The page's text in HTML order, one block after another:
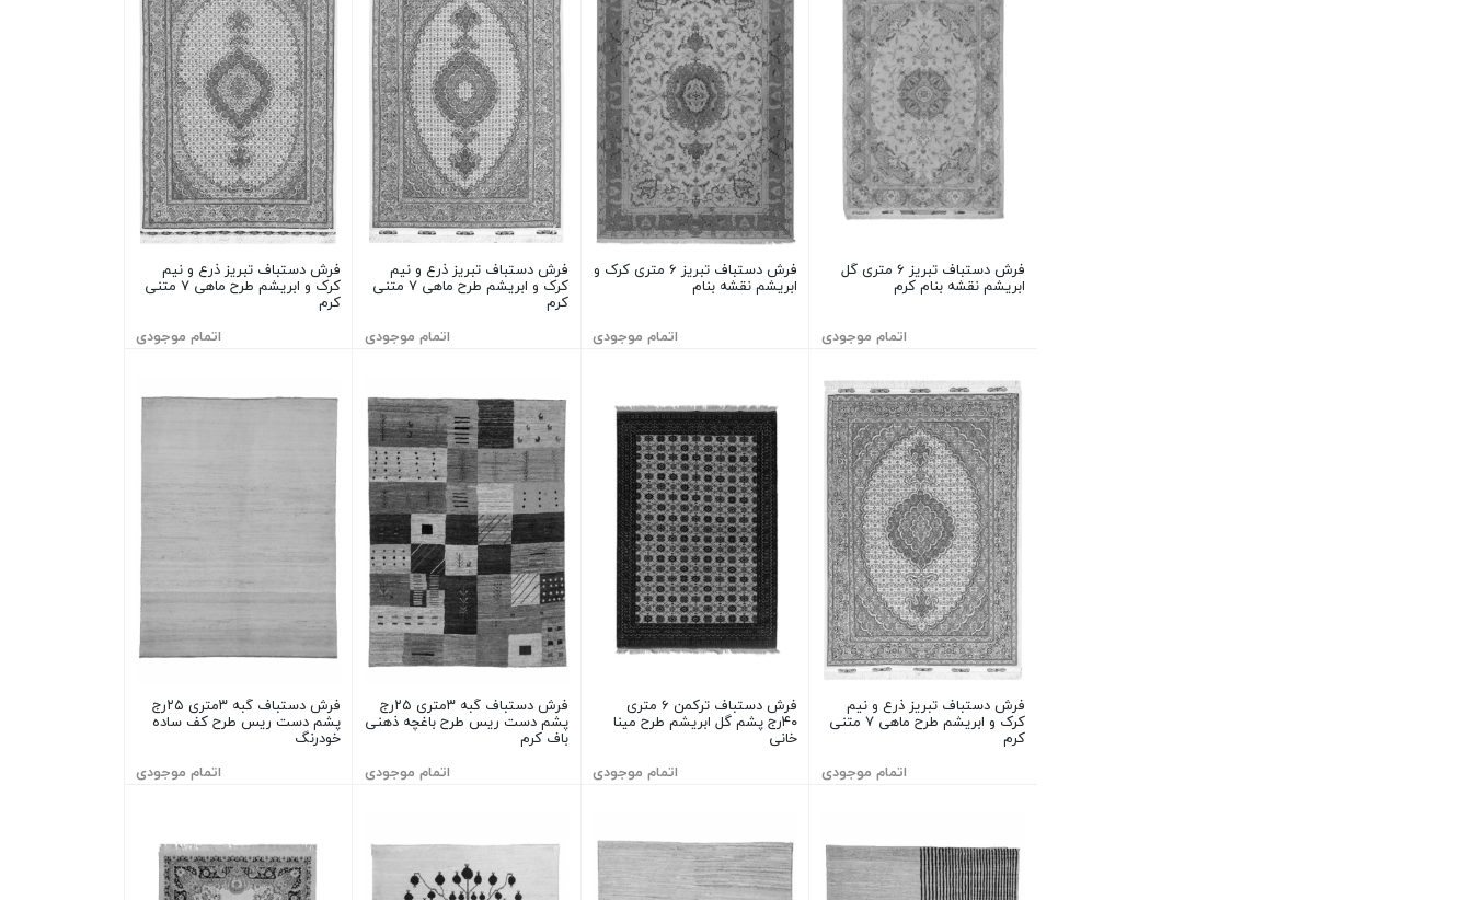
فرش دستباف تبریز ۶ متری گل
ابریشم نقشه بنام کرم
اتمام موجودی
فرش دستباف تبریز ۶ متری کرک و
ابریشم نقشه بنام
اتمام موجودی
فرش دستباف تبریز ذرع و نیم
کرک و ابریشم طرح ماهی ۷ متنی
کرم
اتمام موجودی
فرش دستباف تبریز ذرع و نیم
کرک و ابریشم طرح ماهی ۷ متنی
کرم
اتمام موجودی
فرش دستباف تبریز ذرع و نیم
کرک و ابریشم طرح ماهی ۷ متنی
کرم
اتمام موجودی
فرش دستباف ترکمن ۶ متری
۴۰رج پشم گل ابریشم طرح مینا
خانی
اتمام موجودی
فرش دستباف گبه ۳متری ۲۵رج
پشم دست ریس طرح باغچه ذهنی
باف کرم
اتمام موجودی
فرش دستباف گبه ۳متری ۲۵رج
پشم دست ریس طرح کف ساده
خودرنگ
اتمام موجودی